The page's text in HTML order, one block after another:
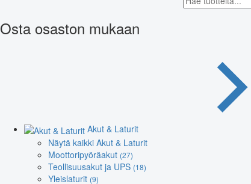
Osta osaston mukaan
Akut & Laturit
Näytä kaikki Akut & Laturit
Moottoripyöräakut (27)
Teollisuusakut ja UPS (18)
Yleislaturit (9)